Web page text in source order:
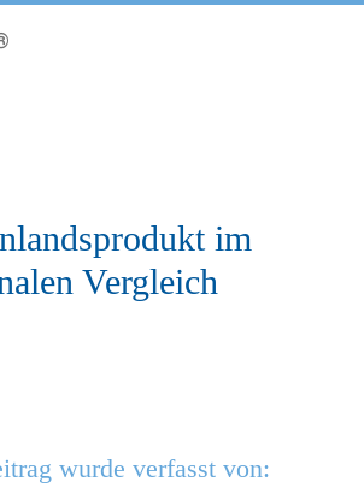
im
Vergleich
wurde verfasst von: